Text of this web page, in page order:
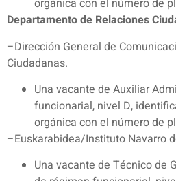
orgánica con el número de
Departamento de Relaciones
–Dirección General de
Ciudadanas.
Una vacante de Auxiliar
funcionarial, nivel D,
orgánica con el número de
–Euskarabidea/Instituto Navarro
Una vacante de Técnico de